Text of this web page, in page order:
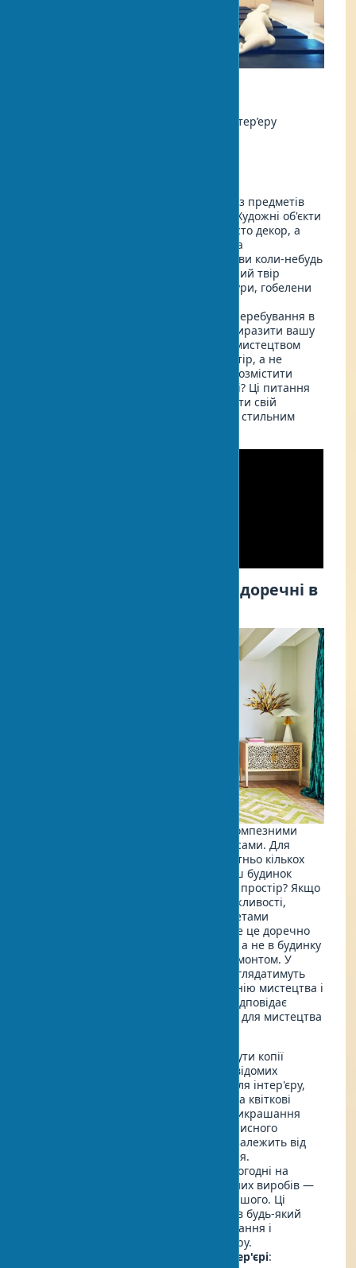
Анна Петрова, дизайнер інтер’еру
Навіть найгармонійніший інтер'єр без предметів
мистецтва виглядає незавершеним. Художні об'єкти
в домашньому просторі — це не просто декор, а
душа простору, його неповторність та
індивідуальність. Чи замислювалися ви коли-небудь
про силу, яку має правильно підібраний твір
мистецтва? Картини, панно, скульптури, гобелени
перетворюють обстановку, роблять перебування в
будинку яскравішим і допомагають виразити вашу
особистість. Як прикрасити будинок мистецтвом
так, щоб створити гармонійний простір, а не
музейну експозицію? Як правильно розмістити
творчі роботи в домашній обстановці? Ці питання
хвилюють кожного, хто прагне зробити свій
будинок не тільки комфортним, але й стильним
Які предмети мистецтва доречні в
Не обов'язково прикрашати житло помпезними
скульптурами або етнічними прикрасами. Для
створення приємного амбієнту достатньо кількох
скромних предметів. Хочете, щоб ваш будинок
виглядав як професійно оформлений простір? Якщо
дозволяють розміри та фінансові можливості,
можна додати декор інтер'єру предметами
мистецтва з елементами розкоші. Але це доречно
тільки при відповідному оформленні, а не в будинку
зі звичайними дверима і простим ремонтом. У
такому випадку великі скульптури виглядатимуть
безглуздо. Важливо знаходити гармонію мистецтва і
меблів, підбираючи мистецтво, що відповідає
будинку. Серед популярних варіантів для мистецтва
: Це можуть бути копії
відомих творів або роботи менш відомих
художників. Абстрактні картини для інтер'єру,
пейзажі, натюрморти, портрети та квіткові
мотиви ідеально підійдуть для прикрашання
будинку картинами. Розмір живописного
полотна в домашньому просторі залежить від
розмірів і планування приміщення.
: Сьогодні на
ринку величезний вибір керамічних виробів —
ваз, статуеток, глечиків і багато іншого. Ці
дрібниці гармонійно вписуються в будь-який
інтер'єр, надаючи йому нове звучання і
дивовижне перетворення простору.
Ручні килими та гобелени в інтер'єрі: